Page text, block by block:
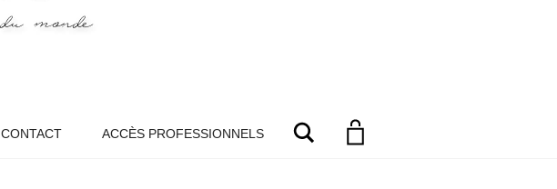
CONTACT ACCÈS PROFESSIONNELS Search